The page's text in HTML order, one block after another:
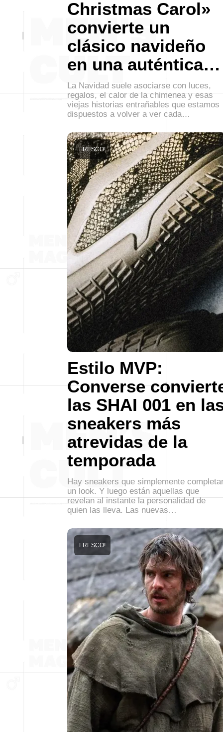
Christmas Carol»
convierte un
clásico navideño
en una auténtica…
La Navidad suele asociarse con luces,
regalos, el calor de la chimenea y esas
viejas historias entrañables que estamos
dispuestos a volver a ver cada…
Estilo MVP:
Converse
las SHAI 001 en
sneakers más
atrevidas de la
temporada
FRESCO!
Hay sneakers que simplemente
un look. Y luego están aquellas que
revelan al instante la personalidad de
quien las lleva. Las nuevas…
FRESCO!